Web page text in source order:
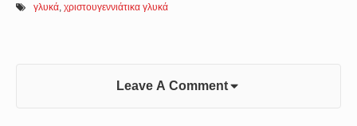
γλυκά,χριστουγεννιάτικα γλυκά
Leave A Comment